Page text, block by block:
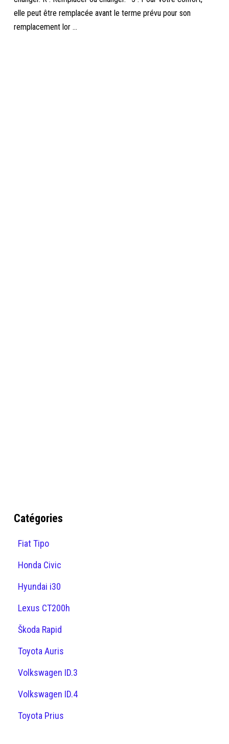
elle peut être remplacée avant le terme prévu pour son
remplacement lor ...
Catégories
Fiat Tipo
Honda Civic
Hyundai i30
Lexus CT200h
Škoda Rapid
Toyota Auris
Volkswagen ID.3
Volkswagen ID.4
Toyota Prius